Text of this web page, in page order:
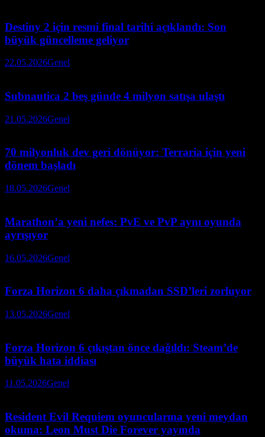
Destiny 2 için resmi final tarihi açıklandı: Son
büyük güncelleme geliyor
22.05.2026Genel
Subnautica 2 beş günde 4 milyon satışa ulaştı
21.05.2026Genel
70 milyonluk dev geri dönüyor: Terraria için yeni
dönem başladı
18.05.2026Genel
Marathon’a yeni nefes: PvE ve PvP aynı oyunda
ayrışıyor
16.05.2026Genel
Forza Horizon 6 daha çıkmadan SSD’leri zorluyor
13.05.2026Genel
Forza Horizon 6 çıkıştan önce dağıldı: Steam’de
büyük hata iddiası
11.05.2026Genel
Resident Evil Requiem oyuncularına yeni meydan
okuma: Leon Must Die Forever yayında